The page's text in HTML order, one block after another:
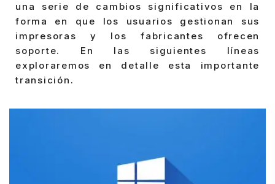
una serie de cambios significativos en la
forma en que los usuarios gestionan sus
impresoras y los fabricantes ofrecen
soporte. En las siguientes líneas
exploraremos en detalle esta importante
transición.